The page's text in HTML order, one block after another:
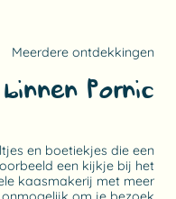
Meerdere ontdekkingen
binnen Pornic
en boetiekjes die een
een kijkje bij het
kaasmakerij met meer